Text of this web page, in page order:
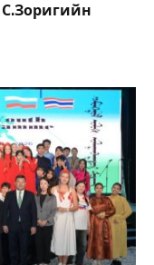
С.Зоригийн